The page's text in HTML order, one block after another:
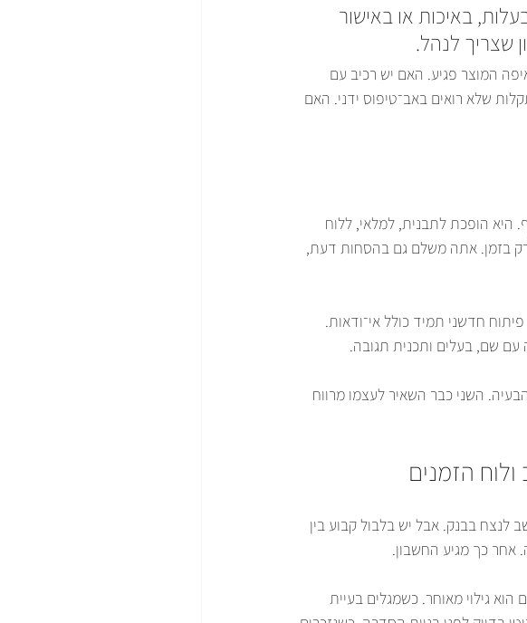
באיכות או באישור
שצריך לנהל.
המוצר פגיע. האם יש רכיב עם
שלא רואים באב־טיפוס ידני. האם
היא הופכת לתבנית, למלאי, ללוח
בזמן. אתה משלם גם בהסחות דעת,
חדשני תמיד כולל אי־ודאות.
שם, בעלים ותכנית תגובה.
השני כבר השאיר לעצמו מרווח
הזמנים
לנצח בבנק. אבל יש בלבול קבוע בין
אחר כך מגיע החשבון.
גילוי מאוחר. כשמגלים בעיית